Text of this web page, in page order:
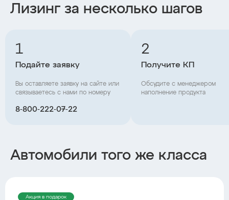
Лизинг за несколько шагов
1
Подайте заявку
Вы оставляете заявку на сайте или
связываетесь с нами по номеру
8‑800‑222‑07‑22
2
Получите КП
Обсудите с менеджером
наполнение продукта
Автомобили того же класса
Акция в подарок